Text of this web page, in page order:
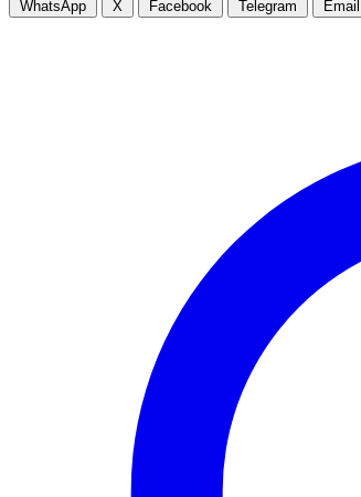
WhatsApp X Facebook Telegram Email